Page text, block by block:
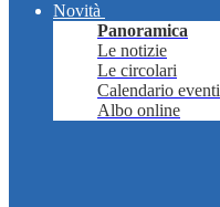
Novità
Panoramica
Le notizie
Le circolari
Calendario eventi
Albo online